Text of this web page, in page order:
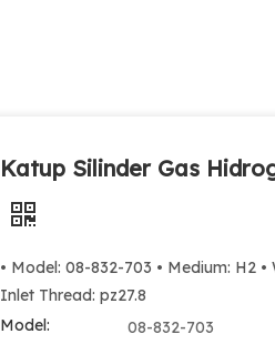
Katup Silinder Gas
• Model: 08-832-703 • Medium: H2 •
Inlet Thread: pz27.8
Model:
08-832-703